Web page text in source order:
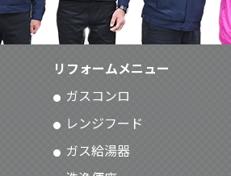
リフォームメニュー
ガスコンロ
レンジフード
ガス給湯器